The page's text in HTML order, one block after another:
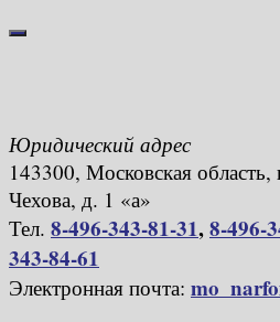
Юридический адрес
143300, Московская
Чехова, д. 1 «а»
Тел. 8-496-343-81-31,8-496-
343-84-61
Электронная почта: